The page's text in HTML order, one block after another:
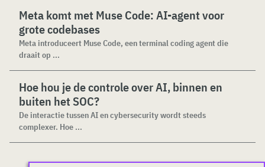
Meta komt met Muse Code: AI-agent voor
grote codebases
Meta introduceert Muse Code, een terminal coding agent die
draait op ...
Hoe hou je de controle over AI, binnen en
buiten het SOC?
De interactie tussen AI en cybersecurity wordt steeds
complexer. Hoe ...